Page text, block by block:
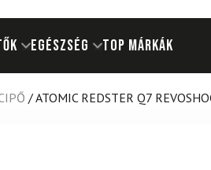
EGÉSZSÉG Top márkák
/ATOMIC REDSTER Q7